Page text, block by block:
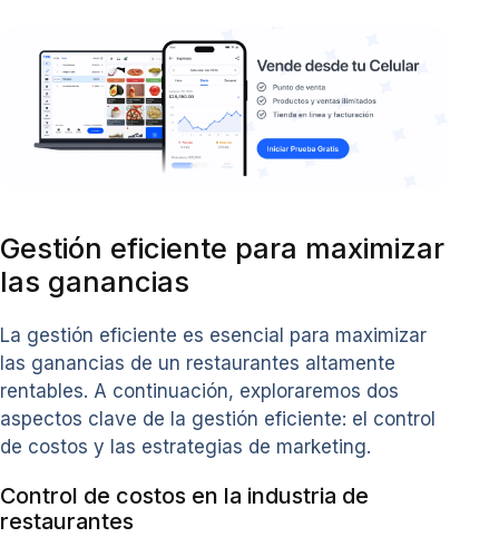
Gestión eficiente para maximizar
las ganancias
La gestión eficiente es esencial para maximizar
las ganancias de un restaurantes altamente
rentables. A continuación, exploraremos dos
aspectos clave de la gestión eficiente: el control
de costos y las estrategias de marketing.
Control de costos en la industria de
restaurantes